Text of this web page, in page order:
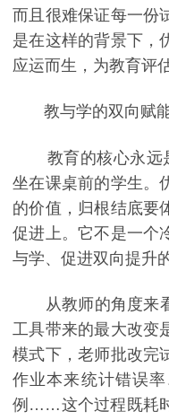
而且很难保证每一份
是在这样的背景下，
应运而生，为教育评
教与学的双向赋
教育的核心永远
坐在课桌前的学生。
的价值，归根结底要
促进上。它不是一个
与学、促进双向提升
从教师的角度来看
工具带来的最大改变
模式下，老师批改完
作业本来统计错误
例……这个过程既耗